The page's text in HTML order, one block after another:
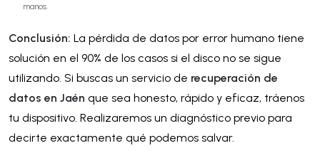
manos.
Conclusión: La pérdida de datos por error humano tiene
solución en el 90% de los casos si el disco no se sigue
utilizando. Si buscas un servicio de recuperación de
datos en Jaén que sea honesto, rápido y eficaz, tráenos
tu dispositivo. Realizaremos un diagnóstico previo para
decirte exactamente qué podemos salvar.